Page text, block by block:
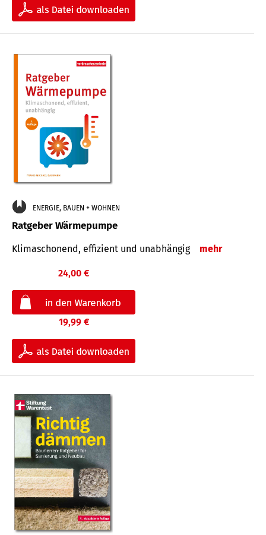
ENERGIE, BAUEN + WOHNEN
Ratgeber Wärmepumpe
Klimaschonend, effizient und unabhängig mehr
24,00 €
19,99 €